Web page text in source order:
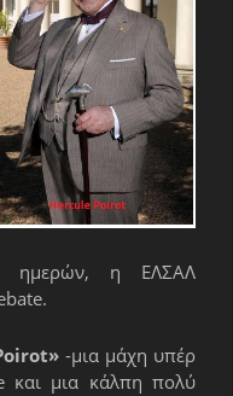
ημερών, η ΕΛΣΑΛ
-μια μάχη υπέρ
και μια κάλπη πολύ